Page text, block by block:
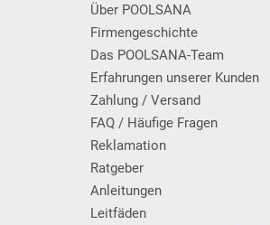
Über POOLSANA
Firmengeschichte
Das POOLSANA-Team
Erfahrungen unserer Kunden
Zahlung / Versand
FAQ / Häufige Fragen
Reklamation
Ratgeber
Anleitungen
Leitfäden